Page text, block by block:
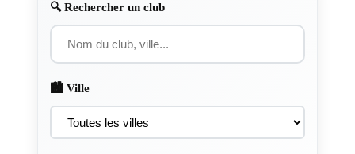
🔍 Rechercher un club
🏙️ Ville